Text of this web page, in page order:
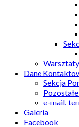
Warsztaty
Dane
Sekcja
e-mail:
Galeria
Facebook